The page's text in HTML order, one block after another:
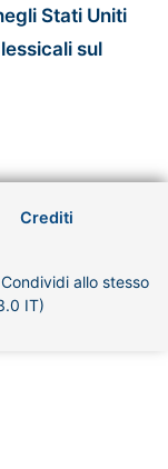
Stati Uniti
sul
Crediti
allo stesso
IT)